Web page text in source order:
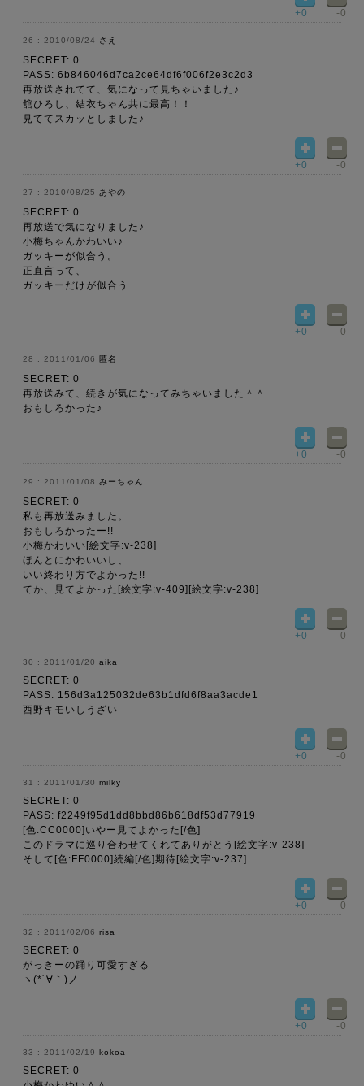
+0 -0
2010/08/24 さえ
SECRET: 0
PASS: 6b846046d7ca2ce64df6f006f2e3c2d3
再放送されてて、気になって見ちゃいました♪
舘ひろし、結衣ちゃん共に最高！！
見ててスカッとしました♪
+0 -0
2010/08/25 あやの
SECRET: 0
再放送で気になりました♪
小梅ちゃんかわいい♪
ガッキーが似合う。
正直言って、
ガッキーだけが似合う
+0 -0
2011/01/06 匿名
SECRET: 0
再放送みて、続きが気になってみちゃいました＾＾
おもしろかった♪
+0 -0
2011/01/08 みーちゃん
SECRET: 0
私も再放送みました。
おもしろかったー!!
小梅かわいい[絵文字:v-238]
ほんとにかわいいし、
いい終わり方でよかった!!
てか、見てよかった[絵文字:v-409][絵文字:v-238]
+0 -0
2011/01/20 aika
SECRET: 0
PASS: 156d3a125032de63b1dfd6f8aa3acde1
西野キモいしうざい
+0 -0
2011/01/30 milky
SECRET: 0
PASS: f2249f95d1dd8bbd86b618df53d77919
[色:CC0000]いやー見てよかった[/色]
このドラマに巡り合わせてくれてありがとう[絵文字:v-238]
そして[色:FF0000]続編[/色]期待[絵文字:v-237]
+0 -0
2011/02/06 risa
SECRET: 0
がっきーの踊り可愛すぎる
ヽ(*´∀｀)ノ
+0 -0
2011/02/19 kokoa
SECRET: 0